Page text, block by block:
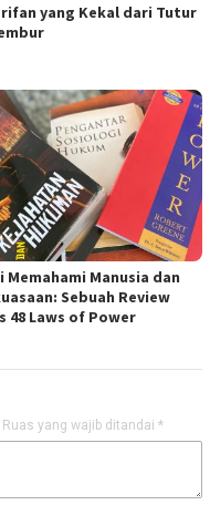
yang Kekal dari Tutur
Memahami Manusia dan
Sebuah Review
48 Laws of Power
Ruas yang wajib ditandai *